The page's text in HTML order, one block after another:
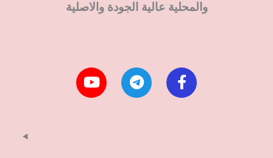
والمحلية عالية الجودة والاصلية